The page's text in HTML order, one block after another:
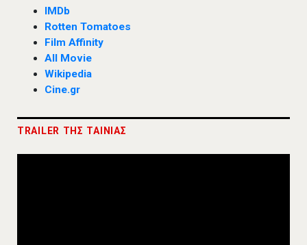
IMDb
Rotten Tomatoes
Film Affinity
All Movie
Wikipedia
Cine.gr
TRAILER ΤΗΣ ΤΑΙΝΙΑΣ